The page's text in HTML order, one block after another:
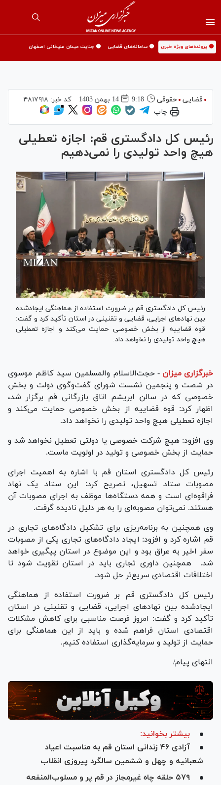
🟡 پرونده‌های ویژه خبری 🟡 سامانه‌های قضایی 🟡 جنایت میدان علیخانی اصفهان
قضایی حقوقی 9:18 14 بهمن 1403 کد خبر: ۴۸۱۷۹۱۸
چاپ
رئیس کل دادگستری قم: اجازه تعطیلی
هیچ واحد تولیدی را نمی‌دهیم
رئیس کل دادگستری قم بر ضرورت استفاده از هماهنگی ایجادشده
بین نهاد‌های اجرایی، قضایی و تقنینی در استان تأکید کرد و گفت:
قوه قضاییه از بخش خصوصی حمایت می‌کند و اجازه تعطیلی
هیچ واحد تولیدی را نخواهد داد.
خبرگزاری میزان - حجت‌الاسلام والمسلمین سید کاظم موسوی
در شصت و پنجمین نشست شورای گفت‌وگوی دولت و بخش
خصوصی که در سالن ابریشم اتاق بازرگانی قم برگزار شد،
اظهار کرد: قوه قضاییه از بخش خصوصی حمایت می‌کند و
اجازه تعطیلی هیچ واحد تولیدی را نخواهد داد.
وی افزود: هیچ شرکت خصوصی یا دولتی تعطیل نخواهد شد و
حمایت از بخش خصوصی و تولید در اولویت ماست.
رئیس کل دادگستری استان قم با اشاره به اهمیت اجرای
مصوبات ستاد تسهیل، تصریح کرد: این ستاد یک نهاد
فراقوه‌ای است و همه دستگاه‌ها موظف به اجرای مصوبات آن
هستند. نمی‌توان مصوبه‌ای را به هر دلیل نادیده گرفت.
وی همچنین به برنامه‌ریزی برای تشکیل دادگاه‌های تجاری در
قم اشاره کرد و افزود: ایجاد دادگاه‌های تجاری یکی از مصوبات
سفر اخیر به عراق بود و این موضوع در استان پیگیری خواهد
شد. همچنین داوری تجاری باید در استان تقویت شود تا
اختلافات اقتصادی سریع‌تر حل شود.
رئیس کل دادگستری قم بر ضرورت استفاده از هماهنگی
ایجادشده بین نهاد‌های اجرایی، قضایی و تقنینی در استان
تأکید کرد و گفت: امروز فرصت مناسبی برای کاهش مشکلات
اقتصادی استان فراهم شده و باید از این هماهنگی برای
حمایت از تولید و سرمایه‌گذاری استفاده کنیم.
انتهای پیام/
بیشتر بخوانید:
آزادی ۴۶ زندانی استان قم به مناسبت اعیاد
شعبانیه و چهل و ششمین سالگرد پیروزی انقلاب
۵۷۹ حلقه چاه غیرمجاز در قم پر و مسلوب‌المنفعه